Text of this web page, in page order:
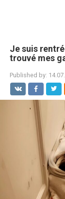
Je suis
trouvé mes
Published by: